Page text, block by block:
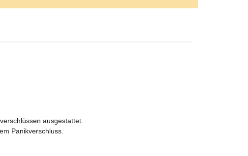
ausgestattet.
Panikverschluss.